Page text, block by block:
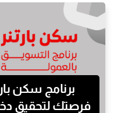
برنامج سكن
فرصتك لتحقيق